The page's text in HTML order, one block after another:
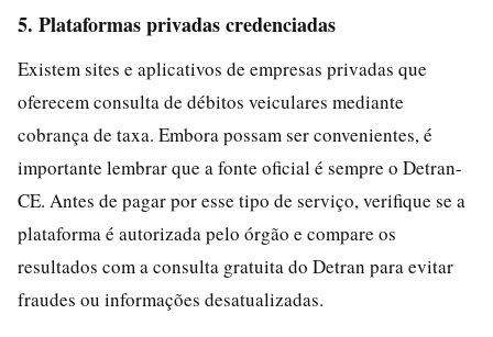
5. Plataformas privadas credenciadas
Existem sites e aplicativos de empresas privadas que
oferecem consulta de débitos veiculares mediante
cobrança de taxa. Embora possam ser convenientes, é
importante lembrar que a fonte oficial é sempre o Detran-
CE. Antes de pagar por esse tipo de serviço, verifique se a
plataforma é autorizada pelo órgão e compare os
resultados com a consulta gratuita do Detran para evitar
fraudes ou informações desatualizadas.